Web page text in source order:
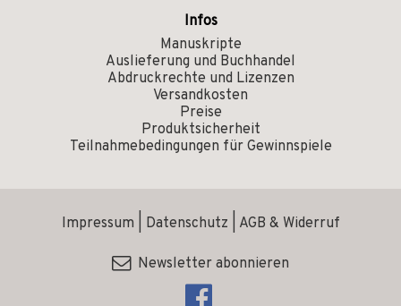
Infos
Manuskripte
Auslieferung und Buchhandel
Abdruckrechte und Lizenzen
Versandkosten
Preise
Produktsicherheit
Teilnahmebedingungen für Gewinnspiele
Impressum Datenschutz AGB & Widerruf
Newsletter abonnieren